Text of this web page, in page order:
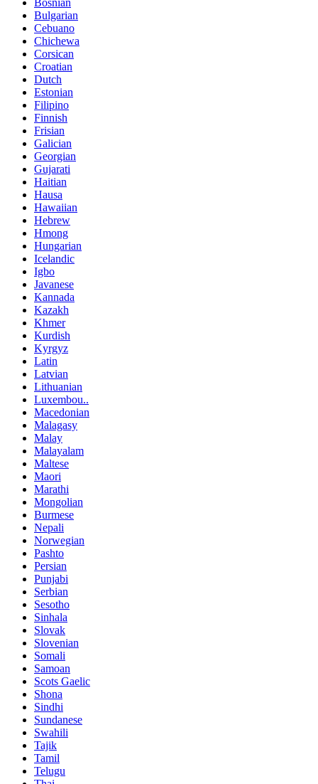
Bulgarian
Cebuano
Chichewa
Corsican
Croatian
Dutch
Estonian
Filipino
Finnish
Frisian
Galician
Georgian
Gujarati
Haitian
Hausa
Hawaiian
Hebrew
Hmong
Hungarian
Icelandic
Igbo
Javanese
Kannada
Kazakh
Khmer
Kurdish
Kyrgyz
Latin
Latvian
Lithuanian
Luxembou..
Macedonian
Malagasy
Malay
Malayalam
Maltese
Maori
Marathi
Mongolian
Burmese
Nepali
Norwegian
Pashto
Persian
Punjabi
Serbian
Sesotho
Sinhala
Slovak
Slovenian
Somali
Samoan
Scots Gaelic
Shona
Sindhi
Sundanese
Swahili
Tajik
Tamil
Telugu